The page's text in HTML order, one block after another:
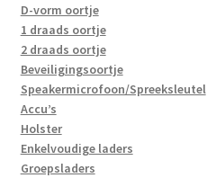
D-vorm oortje
1 draads oortje
2 draads oortje
Beveiligingsoortje
Speakermicrofoon/Spreeksleutel
Accu’s
Holster
Enkelvoudige laders
Groepsladers